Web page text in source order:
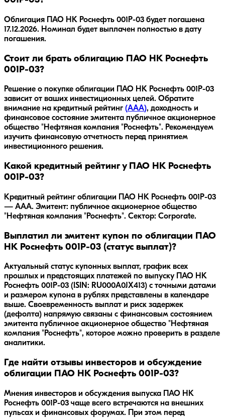
Облигация ПАО НК Роснефть 001P-03 будет погашена
17.12.2026. Номинал будет выплачен полностью в дату
погашения.
Стоит ли брать облигацию ПАО НК Роснефть
001P-03?
Решение о покупке облигации ПАО НК Роснефть 001P-03
зависит от ваших инвестиционных целей. Обратите
внимание на кредитный рейтинг (AAA), доходность и
финансовое состояние эмитента публичное акционерное
общество "Нефтяная компания "Роснефть". Рекомендуем
изучить финансовую отчетность перед принятием
инвестиционного решения.
Какой кредитный рейтинг у ПАО НК Роснефть
001P-03?
Кредитный рейтинг облигации ПАО НК Роснефть 001P-03
— AAA. Эмитент: публичное акционерное общество
"Нефтяная компания "Роснефть". Сектор: Corporate.
Выплатил ли эмитент купон по облигации ПАО
НК Роснефть 001P-03 (статус выплат)?
Актуальный статус купонных выплат, график всех
прошлых и предстоящих платежей по выпуску ПАО НК
Роснефть 001P-03 (ISIN: RU000A0JX413) с точными датами
и размером купона в рублях представлены в календаре
выше. Своевременность выплат и риск задержек
(дефолта) напрямую связаны с финансовым состоянием
эмитента публичное акционерное общество "Нефтяная
компания "Роснефть", которое можно проверить в разделе
аналитики.
Где найти отзывы инвесторов и обсуждение
облигации ПАО НК Роснефть 001P-03?
Мнения инвесторов и обсуждения выпуска
ПАО НК
Роснефть 001P-03 чаще всего встречаются на внешних
пульсах и финансовых форумах. При этом перед